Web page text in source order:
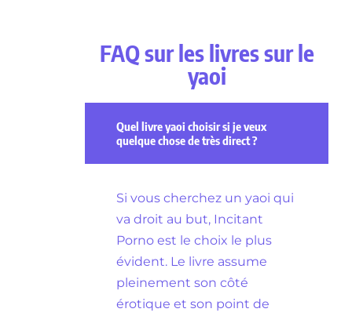
FAQ sur les livres sur le
yaoi
Quel livre yaoi choisir si je veux
quelque chose de très direct ?
Si vous cherchez un yaoi qui
va droit au but, Incitant
Porno est le choix le plus
évident. Le livre assume
pleinement son côté
érotique et son point de